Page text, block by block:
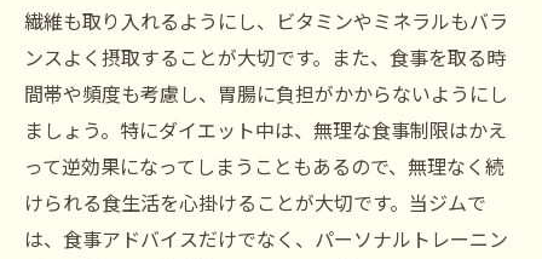
繊維も取り入れるようにし、ビタミンやミネラルもバラ
ンスよく摂取することが大切です。また、食事を取る時
間帯や頻度も考慮し、胃腸に負担がかからないようにし
ましょう。特にダイエット中は、無理な食事制限はかえ
って逆効果になってしまうこともあるので、無理なく続
けられる食生活を心掛けることが大切です。当ジムで
は、食事アドバイスだけでなく、パーソナルトレーニン